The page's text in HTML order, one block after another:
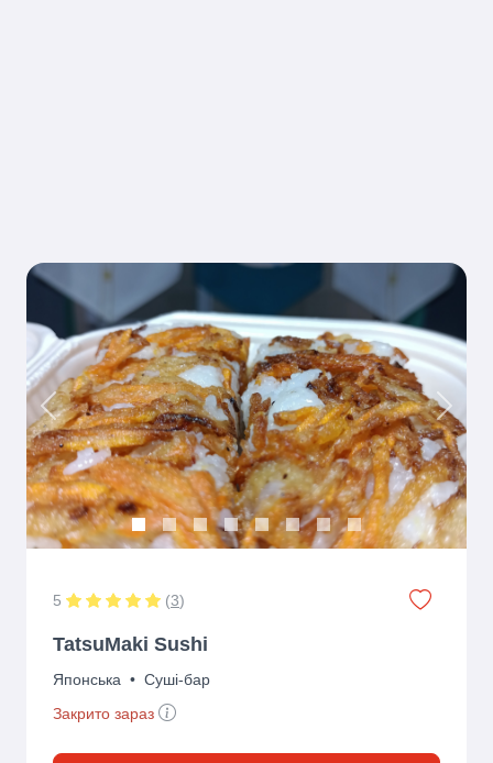
Previous Next
5 (3)
TatsuMaki Sushi
Японська • Суші-бар
Закрито зараз